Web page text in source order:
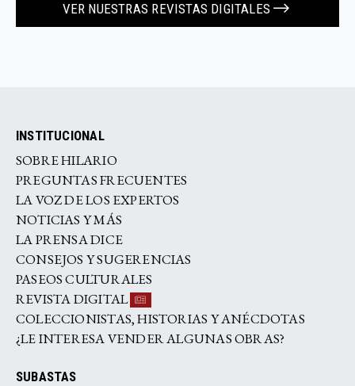
VER NUESTRAS REVISTAS DIGITALES
INSTITUCIONAL
SOBRE HILARIO
PREGUNTAS FRECUENTES
LA VOZ DE LOS EXPERTOS
NOTICIAS Y MÁS
LA PRENSA DICE
CONSEJOS Y SUGERENCIAS
PASEOS CULTURALES
REVISTA DIGITAL
COLECCIONISTAS, HISTORIAS Y ANÉCDOTAS
¿LE INTERESA VENDER ALGUNAS OBRAS?
SUBASTAS